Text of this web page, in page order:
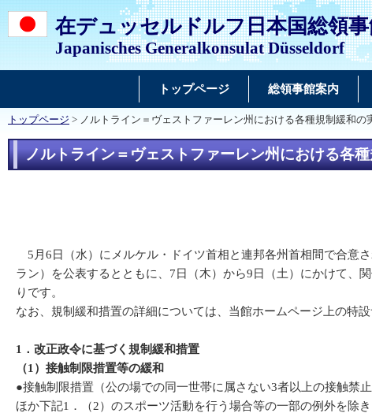
在デュッセルドルフ日本国総領
Japanisches Generalkonsulat Düsseldorf
トップページ 総領事館案内
トップページ > ノルトライン＝ヴェストファーレン州における各種規制緩和の
ノルトライン＝ヴェストファーレン州における各
5月6日（水）にメルケル・ドイツ首相と連邦各州首相間で合意
ラン）を公表するとともに、7日（木）から9日（土）にかけて、
りです。
なお、規制緩和措置の詳細については、当館ホームページ上の特
1．改正政令に基づく規制緩和措置
（1）接触制限措置等の緩和
●接触制限措置（公の場での同一世帯に属さない3者以上の接触禁
ほか下記1．（2）のスポーツ活動を行う場合等の一部の例外を除